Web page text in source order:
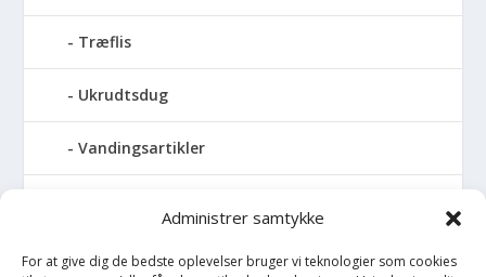
Administrer samtykke
For at give dig de bedste oplevelser bruger vi teknologier som cookies
Træflis
Ukrudtsdug
Vandingsartikler
Vildthegn